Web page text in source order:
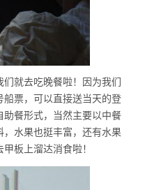
就去吃晚餐啦！因为我们
船票，可以直接送当天的登
餐形式，当然主要以中餐
，水果也挺丰富，还有水果
板上溜达消食啦！